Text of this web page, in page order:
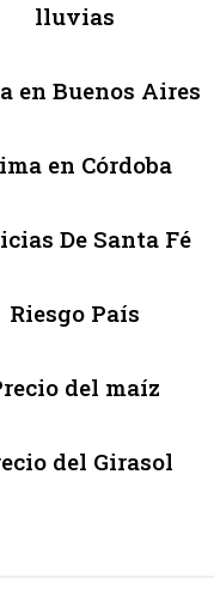
lluvias
en Buenos Aires
en Córdoba
De Santa Fé
Riesgo País
del maíz
del Girasol